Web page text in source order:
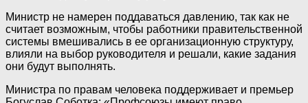
Министр не намерен поддаваться давлению, так как не
считает возможным, чтобы работники правительственной
системы вмешивались в ее организационную структуру,
влияли на выбор руководителя и решали, какие задания
они будут выполнять.
Министра по правам человека поддерживает и премьер